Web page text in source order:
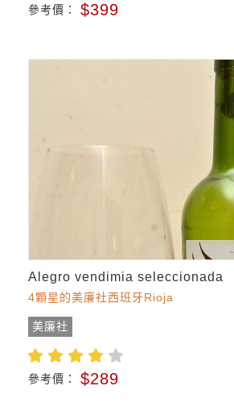
參考價： $399
Alegro vendimia seleccionada
4顆星的美廉社西班牙Rioja
美廉社
參考價： $289